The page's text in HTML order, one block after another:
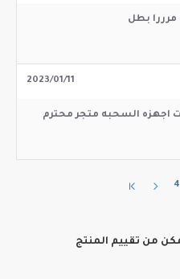
بطل
2023/01/11
اجهزه السحبه متجر محترم
4
من تقييم المنتج